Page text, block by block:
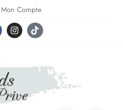
Mon Compte